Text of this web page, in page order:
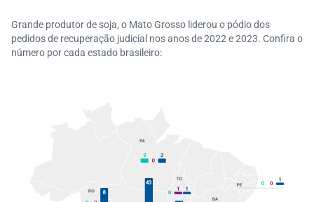
Grande produtor de soja, o Mato Grosso liderou o pódio dos
pedidos de recuperação judicial nos anos de 2022 e 2023. Confira o
número por cada estado brasileiro: